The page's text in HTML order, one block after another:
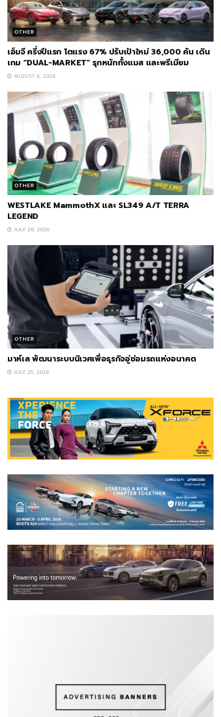
OTHER
เอ็มจี ครึ่งปีแรก โตแรง 67% ปรับเป้าใหม่ 36,000 คัน เดิน
เกม “DUAL-MARKET” รุกหนักทั้งแมส และพรีเมียม
AUGUST 6, 2026
OTHER
WESTLAKE MammothX และ SL349 A/T TERRA
LEGEND
JULY 28, 2026
OTHER
มาห์เล พัฒนาระบบนิเวศเพื่อธุรกิจอู่ซ่อมรถแห่งอนาคต
JULY 25, 2026